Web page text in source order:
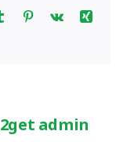
TumblrPinterest
Vk
Xing
admin